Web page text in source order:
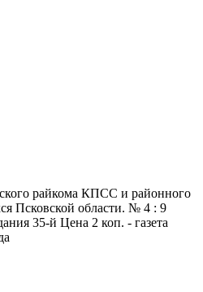
райкома КПСС и районного
Псковской области. № 4 : 9
35-й Цена 2 коп. - газета